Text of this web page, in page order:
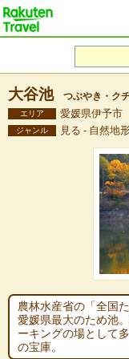
大谷池 つぶやき・ク
エリア 愛媛県伊予市
ジャンル 見る - 自然地
農林水産省の「全国
愛媛県最大のため池
ーキングの場として
の宝庫。